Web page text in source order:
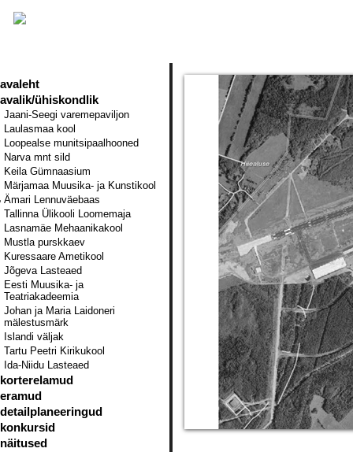
avaleht
avalik/ühiskondlik
Jaani-Seegi varemepaviljon
Laulasmaa kool
Loopealse munitsipaalhooned
Narva mnt sild
Keila Gümnaasium
Märjamaa Muusika- ja Kunstikool
Ämari Lennuväebaas
Tallinna Ülikooli Loomemaja
Lasnamäe Mehaanikakool
Mustla purskkaev
Kuressaare Ametikool
Jõgeva Lasteaed
Eesti Muusika- ja
Teatriakadeemia
Johan ja Maria Laidoneri
mälestusmärk
Islandi väljak
Tartu Peetri Kirikukool
Ida-Niidu Lasteaed
korterelamud
eramud
detailplaneeringud
konkursid
näitused